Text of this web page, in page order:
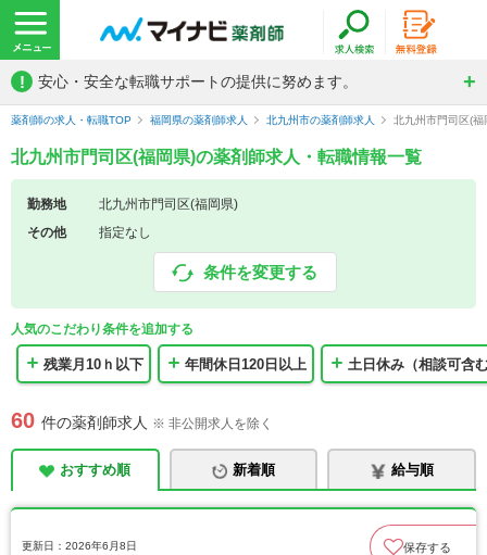
! 安心・安全な転職サポートの提供に努めます。
薬剤師の求人・転職TOP 福岡県の薬剤師求人 北九州市の薬剤師求人 北九州市門司区(
北九州市門司区(福岡県)の薬剤師求人・転職情報一覧
勤務地
北九州市門司区(福岡県)
その他
指定なし
条件を変更する
人気のこだわり条件を追加する
残業月10ｈ以下 年間休日120日以上 土日休み（相談可含
60 件の薬剤師求人 ※ 非公開求人を除く
おすすめ順 新着順 給与順
更新日：2026年6月8日 保存する